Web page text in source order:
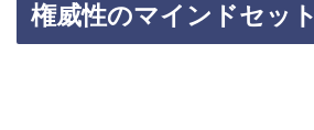
権威性のマインドセット